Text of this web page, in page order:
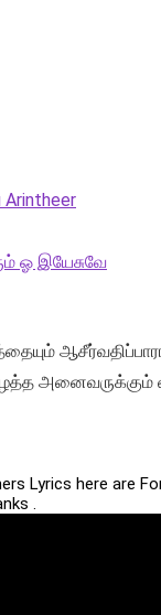
ஓ இயேசுவே
Lyrics here are
.